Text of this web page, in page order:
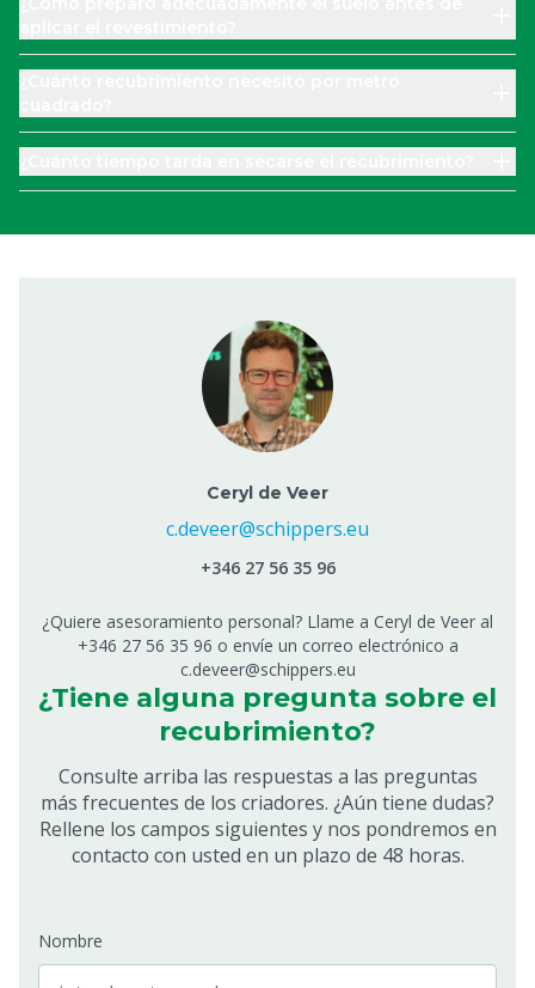
Ceryl de Veer
c.deveer@schippers.eu
+346 27 56 35 96
¿Quiere asesoramiento personal? Llame a Ceryl de Veer al
+346 27 56 35 96 o envíe un correo electrónico a
c.deveer@schippers.eu
¿Tiene alguna pregunta sobre el
recubrimiento?
Consulte arriba las respuestas a las preguntas
más frecuentes de los criadores. ¿Aún tiene dudas?
Rellene los campos siguientes y nos pondremos en
contacto con usted en un plazo de 48 horas.
Nombre